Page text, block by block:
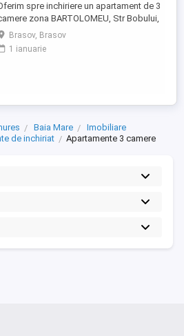
spre inchiriere un apartament de 3
zona BARTOLOMEU, Str Bobului,
etaj 3 din 5, o suprafata utila
75 mp, centrala termica. Este mobilat si
complet epntru mai multe detalii
Brasov, Brasov
1 ianuarie
Baia Mare
Imobiliare
de inchiriat Apartamente 3 camere